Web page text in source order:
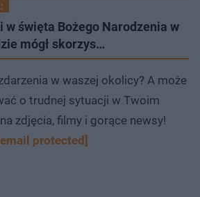
w święta Bożego Narodzenia w
mógł skorzys…
w waszej okolicy? A może
o trudnej sytuacji w Twoim
zdjęcia, filmy i gorące newsy!
protected]